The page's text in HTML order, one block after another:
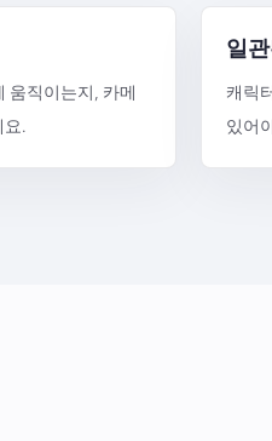
움직이는지, 카메
요.
일
캐릭
있어